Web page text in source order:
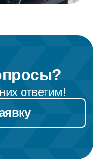
ответим!